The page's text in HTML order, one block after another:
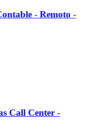
- Remoto -
Call Center -